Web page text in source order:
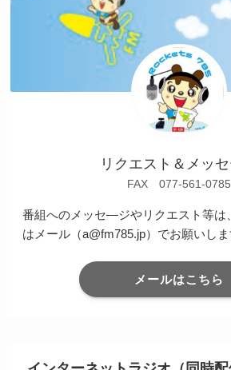
リクエスト＆メッ
FAX 077-561-0785
番組へのメッセ―ジやリクエスト等は
はメール（a@fm785.jp）でお願いしま
メールはこちら